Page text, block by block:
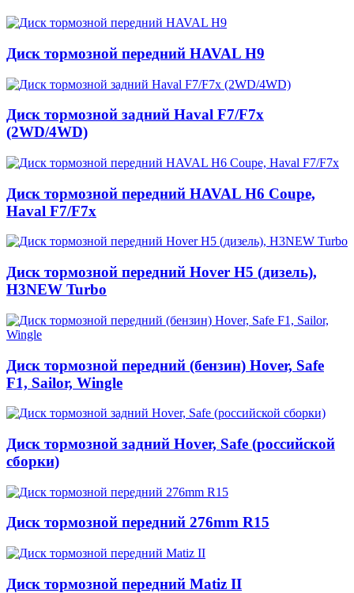
Диск тормозной передний HAVAL H9
Диск тормозной задний Haval F7/F7x
(2WD/4WD)
Диск тормозной передний HAVAL H6 Coupe,
Haval F7/F7x
Диск тормозной передний Hover Н5 (дизель),
H3NEW Turbo
Диск тормозной передний (бензин) Hover, Safe
F1, Sailor, Wingle
Диск тормозной задний Hover, Safe (российской
сборки)
Диск тормозной передний 276mm R15
Диск тормозной передний Matiz II